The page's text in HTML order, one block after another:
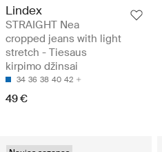
Lindex
STRAIGHT Nea
cropped jeans with light
stretch - Tiesaus
kirpimo džinsai
34 36 38 40 42
49 €